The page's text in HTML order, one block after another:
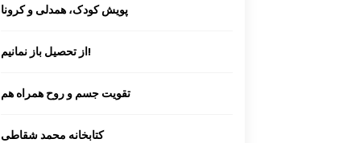
پویش کودک، همدلی و کرونا
از تحصیل باز نمانیم!
تقویت جسم و روح همراه هم
کتابخانه محمد شقاطی